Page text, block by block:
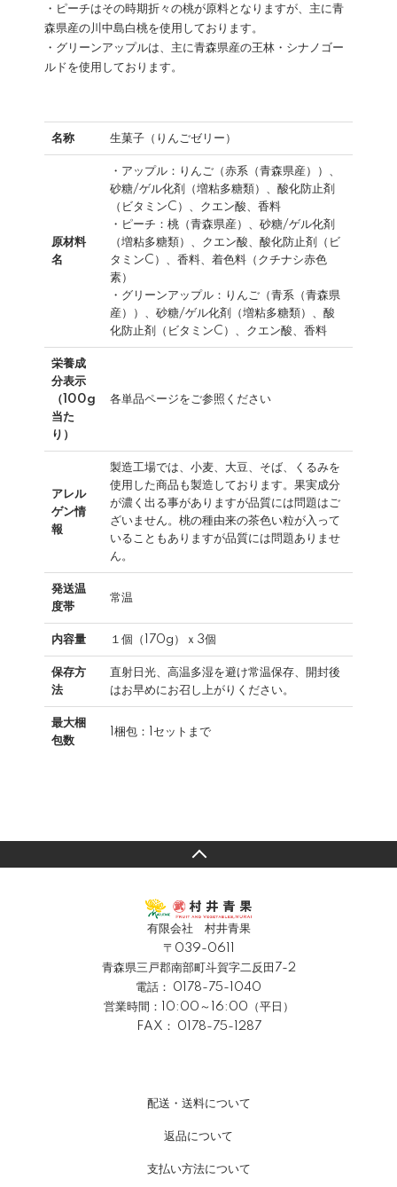
・ピーチはその時期折々の桃が原料となりますが、主に青
森県産の川中島白桃を使用しております。
・グリーンアップルは、主に青森県産の王林・シナノゴー
ルドを使用しております。
名称 生菓子（りんごゼリー）
原材料
名
・アップル：りんご（赤系（青森県産））、
砂糖/ゲル化剤（増粘多糖類）、酸化防止剤
（ビタミンC）、クエン酸、香料
・ピーチ：桃（青森県産）、砂糖/ゲル化剤
（増粘多糖類）、クエン酸、酸化防止剤（ビ
タミンC）、香料、着色料（クチナシ赤色
素）
・グリーンアップル：りんご（青系（青森県
産））、砂糖/ゲル化剤（増粘多糖類）、酸
化防止剤（ビタミンC）、クエン酸、香料
栄養成
分表示
（100g
当た
り）
各単品ページをご参照ください
アレル
ゲン情
報
製造工場では、小麦、大豆、そば、くるみを
使用した商品も製造しております。果実成分
が濃く出る事がありますが品質には問題はご
ざいません。桃の種由来の茶色い粒が入って
いることもありますが品質には問題ありませ
ん。
発送温
度帯
常温
内容量 １個（170g）ｘ3個
保存方
法
直射日光、高温多湿を避け常温保存、開封後
はお早めにお召し上がりください。
最大梱
包数
1梱包：1セットまで
有限会社 村井青果
〒039-0611
青森県三戸郡南部町斗賀字二反田7-2
電話： 0178-75-1040
営業時間：10:00～16:00（平日）
FAX： 0178-75-1287
配送・送料について
返品について
支払い方法について